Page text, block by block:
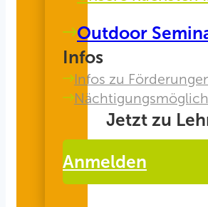
Outdoor
Infos
Infos zu
Jetzt zu
Anmelden